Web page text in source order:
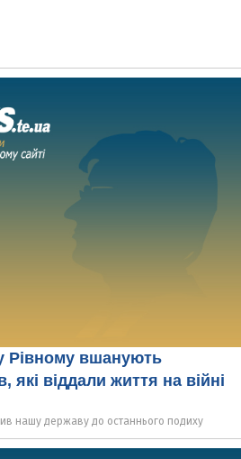
Рівному вшанують
які віддали життя на війні
нашу державу до останнього подиху